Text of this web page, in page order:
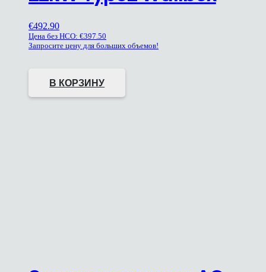
€492.90
Цена без НСО: €397.50
Запросите цену для больших объемов!
В КОРЗИНУ